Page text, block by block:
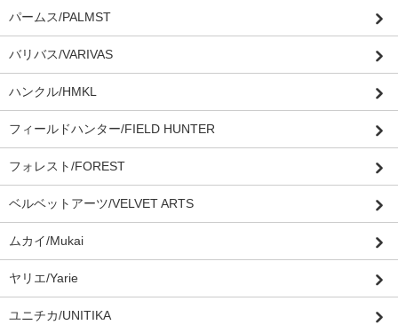
パームス/PALMST
バリバス/VARIVAS
ハンクル/HMKL
フィールドハンター/FIELD HUNTER
フォレスト/FOREST
ベルベットアーツ/VELVET ARTS
ムカイ/Mukai
ヤリエ/Yarie
ユニチカ/UNITIKA